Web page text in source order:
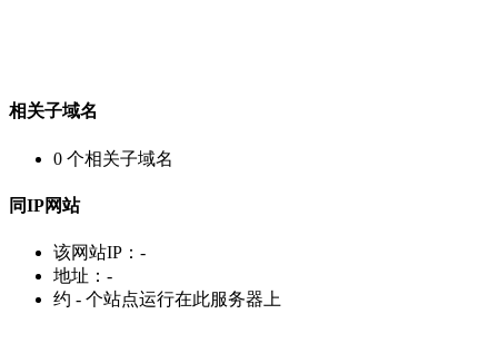
相关子域名
0 个相关子域名
同IP网站
该网站IP： -
地址： -
约 - 个站点运行在此服务器上